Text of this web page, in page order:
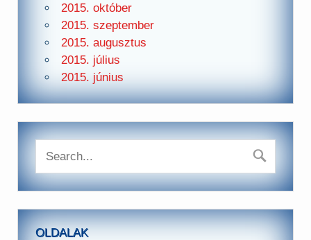
2015. október
2015. szeptember
2015. augusztus
2015. július
2015. június
OLDALAK